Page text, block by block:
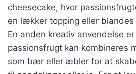
cheesecake, hvor
en lækker topping eller
En anden kreativ anvendelse
passionsfrugt kan kombineres
som bær eller æbler for at